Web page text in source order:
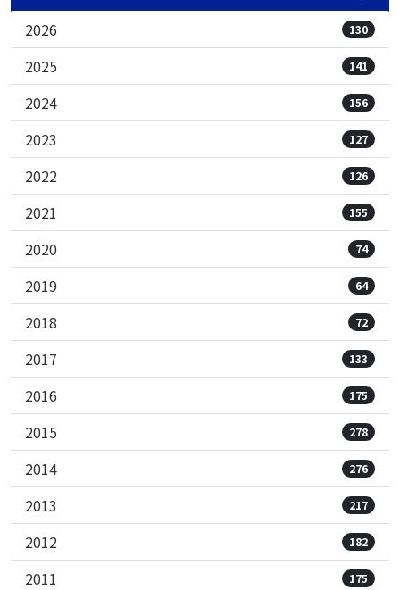
2026
130
2025 141
2024 156
2023 127
2022 126
2021 155
2020 74
2019 64
2018 72
2017 133
2016 175
2015 278
2014 276
2013 217
2012 182
2011 175